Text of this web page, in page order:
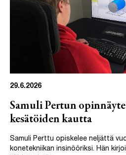
29.6.2026
Samuli Pertun
kesätöiden kautta
Samuli Perttu opiskelee neljättä
konetekniikan insinööriksi. Hän